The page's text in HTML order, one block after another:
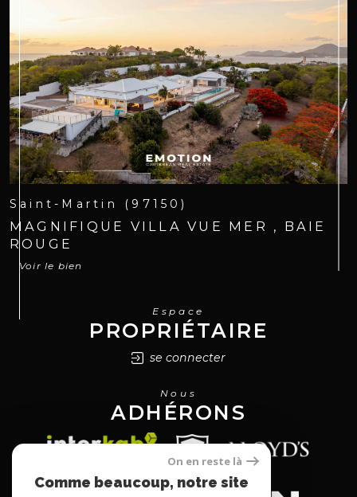
Saint-Martin (97150)
MAGNIFIQUE VILLA VUE MER , BAIE
ROUGE
Voir le bien
Espace
PROPRIÉTAIRE
se connecter
Nous
ADHÉRONS
On en reste là
Comme beaucoup, notre site